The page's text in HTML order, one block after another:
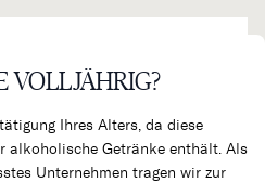
VOLLJÄHRIG?
Ihres Alters, da diese
alkoholische Getränke enthält. Als
Unternehmen tragen wir zur
Kundenkonto Warenkorb